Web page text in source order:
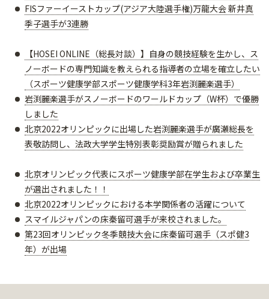
FISファーイーストカップ(アジア大陸選手権)万龍大会 新井真
季子選手が3連勝
【HOSEI ONLINE（総長対談）】自身の競技経験を生かし、ス
ノーボードの専門知識を教えられる指導者の立場を確立したい
（スポーツ健康学部スポーツ健康学科3年岩渕麗楽選手）
岩渕麗楽選手がスノーボードのワールドカップ（W杯）で優勝
しました
北京2022オリンピックに出場した岩渕麗楽選手が廣瀬総長を
表敬訪問し、法政大学学生特別表彰奨励賞が贈られました
北京オリンピック代表にスポーツ健康学部在学生および卒業生
が選出されました！！
北京2022オリンピックにおける本学関係者の活躍について
スマイルジャパンの床秦留可選手が来校されました。
第23回オリンピック冬季競技大会に床秦留可選手（スポ健3
年）が出場